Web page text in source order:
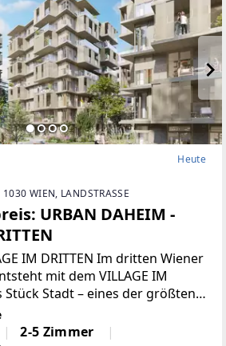
Heute
WIEN, LANDSTRASSE
URBAN DAHEIM -
IM DRITTEN Im dritten Wiener
mit dem VILLAGE IM
Stück Stadt – eines der größten
Wiens. Auf über elf
ARE Austrian Real
2-5 Zimmer